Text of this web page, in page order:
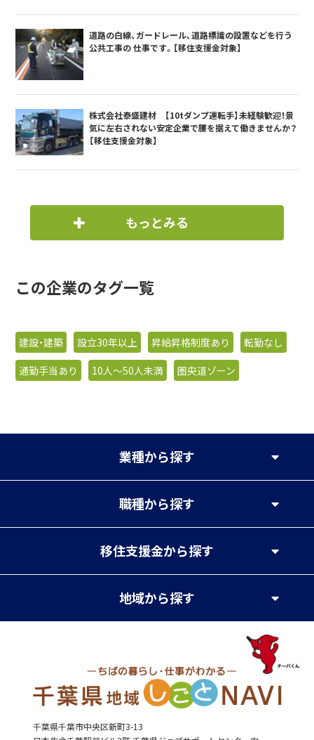
道路の白線、ガードレール、道路標識の設置などを行う
公共工事の 仕事です。【移住支援金対象】
株式会社泰盛建材 【10tダンプ運転手】未経験歓迎！景
気に左右されない安定企業で腰を据えて働きませんか？
【移住支援金対象】
もっとみる
この企業のタグ一覧
建設・建築 設立30年以上 昇給昇格制度あり
転勤なし
通勤手当あり
10人〜50人未満 圏央道ゾーン
業種から探す
職種から探す
移住支援金から探す
地域から探す
千葉県千葉市中央区新町3-13